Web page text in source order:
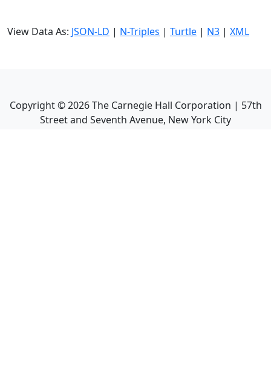
View Data As: JSON-LD | N-Triples | Turtle | N3 | XML
Copyright ©2026The Carnegie Hall Corporation | 57th
Street and Seventh Avenue, New York City